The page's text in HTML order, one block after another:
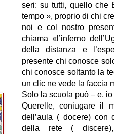
seri: su tutti, quello che
tempo », proprio di chi
noi e col nostro
chiama «l’inferno
della distanza e
presente chi conosce
chi conosce soltanto la
un clic ne vede la faccia
Solo la scuola può – e,
Querelle, coniugare il
dell’aula ( docere) con
della rete (